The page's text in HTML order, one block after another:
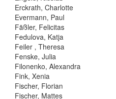
Erckrath, Charlotte
Evermann, Paul
Fäßler, Felicitas
Fedulova, Katja
Feiler , Theresa
Fenske, Julia
Filonenko, Alexandra
Fink, Xenia
Fischer, Florian
Fischer, Mattes